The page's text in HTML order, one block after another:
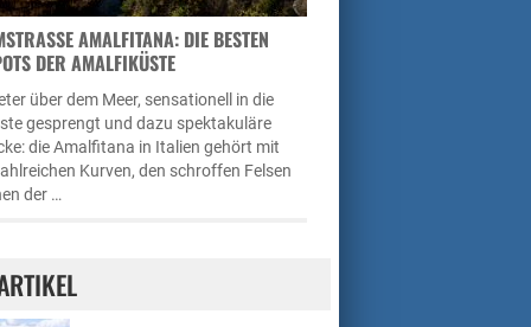
AMALFITANA: DIE BESTEN H
DER AMALFIKÜSTE
über dem Meer, sensationell in die
gesprengt und dazu spektakuläre
die Amalfitana in Italien gehört mit
Kurven, den schroffen Felsen
der …